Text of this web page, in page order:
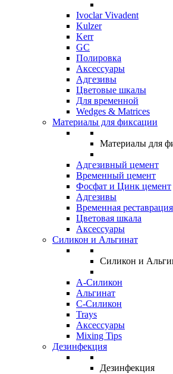
Ivoclar Vivadent
Kulzer
Kerr
GC
Полировка
Аксессуары
Адгезивы
Цветовые шкалы
Для временной
Wedges & Matrices
Материалы для фиксации
Материалы для
Адгезивный цемент
Временный цемент
Фосфат и Цинк цемент
Адгезивы
Временная реставрация
Цветовая шкала
Аксессуары
Силикон и Альгинат
Силикон и
A-Силикон
Альгинат
C-Силикон
Trays
Аксессуары
Mixing Tips
Дезинфекция
Дезинфекция